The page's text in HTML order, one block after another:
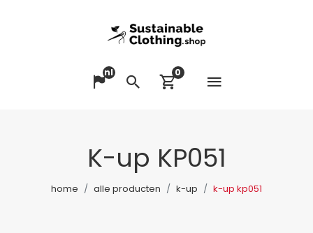
Taal veranderen
nl
ZoekenWinkelwagen
0
K-up KP051
home alle producten k-up k-up kp051